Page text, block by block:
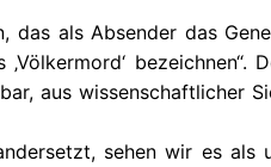
als Absender das
bezeichnen“.
aus wissenschaftlicher
sehen wir es als